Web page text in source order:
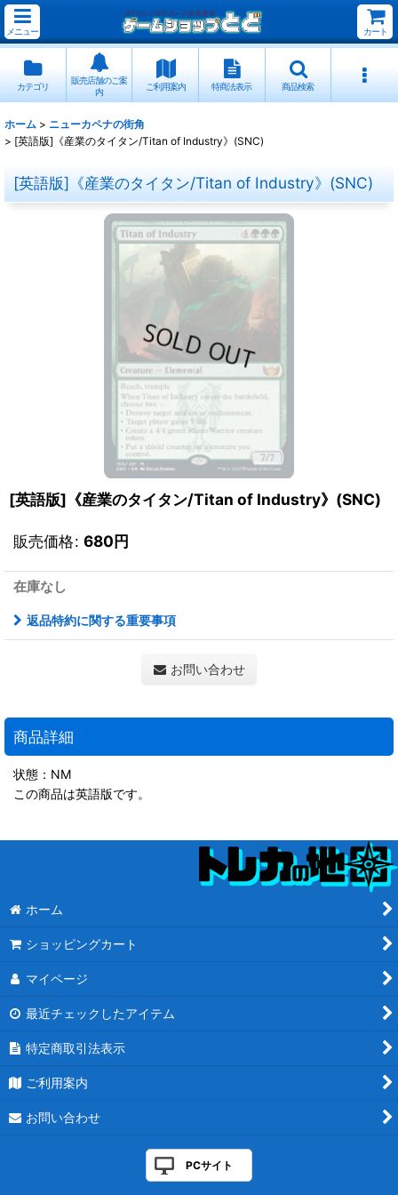
メニュー カート
カテゴリ
販売店舗のご案
内
ご利用案内 特商法表示 商品検索
ホーム > ニューカペナの街角
> [英語版]《産業のタイタン/Titan of Industry》(SNC)
[英語版]《産業のタイタン/Titan of Industry》(SNC)
[英語版]《産業のタイタン/Titan of Industry》(SNC)
販売価格: 680円
在庫なし
返品特約に関する重要事項
お問い合わせ
商品詳細
状態：NM
この商品は英語版です。
ホーム
ショッピングカート
マイページ
最近チェックしたアイテム
特定商取引法表示
ご利用案内
お問い合わせ
PCサイト